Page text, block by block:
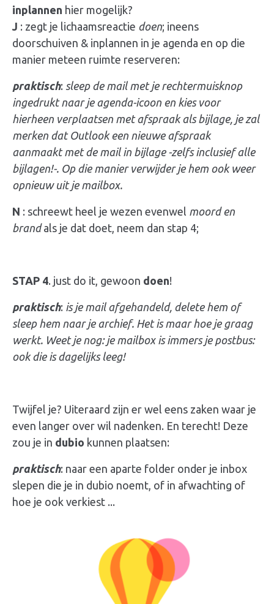
inplannen hier mogelijk?
J : zegt je lichaamsreactie doen; ineens
doorschuiven & inplannen in je agenda en op die
manier meteen ruimte reserveren:
praktisch: sleep de mail met je rechtermuisknop
ingedrukt naar je agenda-icoon en kies voor
hierheen verplaatsen met afspraak als bijlage, je zal
merken dat Outlook een nieuwe afspraak
aanmaakt met de mail in bijlage -zelfs inclusief alle
bijlagen!-. Op die manier verwijder je hem ook weer
opnieuw uit je mailbox.
N : schreewt heel je wezen evenwel moord en
brandals je dat doet, neem dan stap 4;
STAP 4. just do it, gewoon doen!
praktisch: is je mail afgehandeld, delete hem of
sleep hem naar je archief. Het is maar hoe je graag
werkt. Weet je nog: je mailbox is immers je postbus:
ook die is dagelijks leeg!
Twijfel je? Uiteraard zijn er wel eens zaken waar je
even langer over wil nadenken. En terecht! Deze
zou je in dubio kunnen plaatsen:
praktisch: naar een aparte folder onder je inbox
slepen die je in dubio noemt, of in afwachting of
hoe je ook verkiest ...